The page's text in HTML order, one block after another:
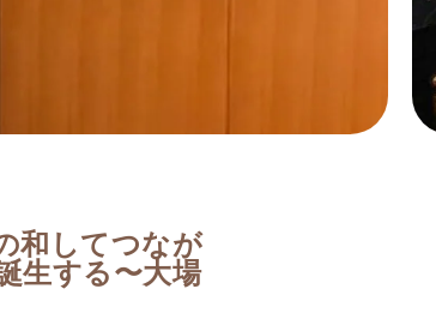
和してつなが
生する〜大場